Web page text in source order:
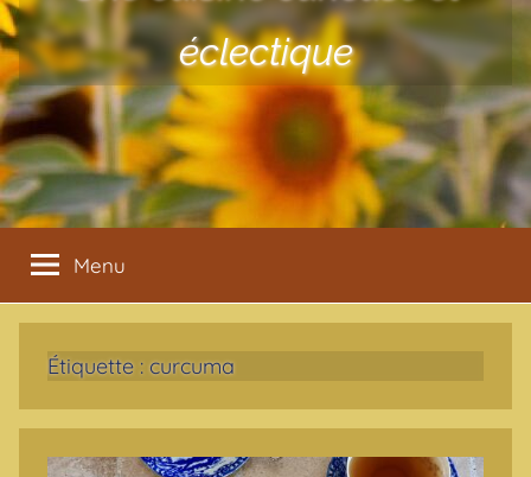
éclectique
Menu
Étiquette : curcuma